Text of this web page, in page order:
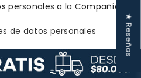
a la Compañía.
de datos personales ★ Reseñas